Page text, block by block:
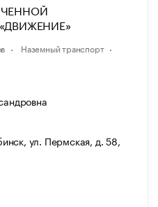
Наземный транспорт
ул. Пермская, д. 58,